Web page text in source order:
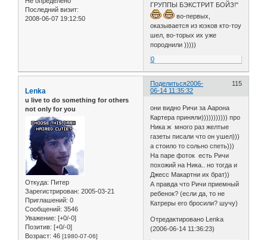
Последний визит:
2008-06-07 19:12:50
ГРУППЫ БЭКСТРИТ БОЙЗ!"
во-первых,
оказывается из юэков кто-тоу
шел, во-торых их уже
породнили )))))
0
Поделиться 115
2006-
06-14 11:35:32
Lenka
u live to do something for others
not only for you
Откуда: Питер
Зарегистрирован: 2005-03-21
Приглашений: 0
Сообщений: 3546
Уважение: [+0/-0]
Позитив: [+0/-0]
Возраст: 46 [1980-07-06]
они видно Ричи за Аарона
Картера приняли))))))))))) про
Ника ж много раз желтые
газеты писали что он ушел)))
а стоило то сольно спеть)))
На паре фоток есть Ричи
похожий на Ника.. но тогда и
Джесс Макартни их брат))
А правда что Ричи приемный
ребенок? (если да, то не
Катреры его бросили? шучу)
Отредактировано Lenka
(2006-06-14 11:36:23)